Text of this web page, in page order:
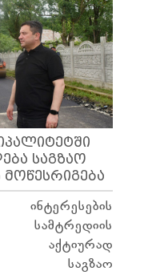
ᲡᲐᲒᲖᲐᲝ
სამტრედიის
აქტიურად
საგზაო